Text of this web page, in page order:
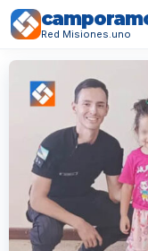
Red Misiones.uno